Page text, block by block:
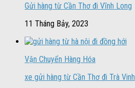
Gửi hàng từ Cần Thơ đi Vĩnh Long
11 Tháng Bảy, 2023
Vận Chuyển Hàng Hóa
xe gửi hàng từ Cần Thơ đi Trà Vinh